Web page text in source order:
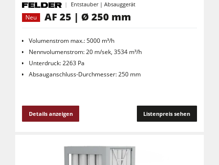
Entstauber | Absauggerät
Neu
AF 25 | Ø 250 mm
Volumenstrom max.: 5000 m³/h
Nennvolumenstrom: 20 m/sek, 3534 m³/h
Unterdruck: 2263 Pa
Absauganschluss-Durchmesser: 250 mm
Details anzeigen Listenpreis sehen